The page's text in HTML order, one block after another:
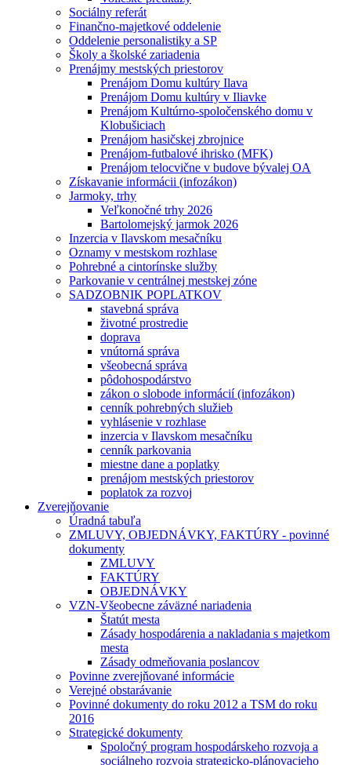
Sociálny referát
Finančno-majetkové oddelenie
Oddelenie personalistiky a SP
Školy a školské zariadenia
Prenájmy mestských priestorov
Prenájom Domu kultúry Ilava
Prenájom Domu kultúry v Iliavke
Prenájom Kultúrno-spoločenského domu v
Klobušiciach
Prenájom hasičskej zbrojnice
Prenájom-futbalové ihrisko (MFK)
Prenájom telocvične v budove bývalej OA
Získavanie informácii (infozákon)
Jarmoky, trhy
Veľkonočné trhy 2026
Bartolomejský jarmok 2026
Inzercia v Ilavskom mesačníku
Oznamy v mestskom rozhlase
Pohrebné a cintorínske služby
Parkovanie v centrálnej mestskej zóne
SADZOBNIK POPLATKOV
stavebná správa
životné prostredie
doprava
vnútorná správa
všeobecná správa
pôdohospodárstvo
zákon o slobode informácií (infozákon)
cenník pohrebných služieb
vyhlásenie v rozhlase
inzercia v Ilavskom mesačníku
cenník parkovania
miestne dane a poplatky
prenájom mestských priestorov
poplatok za rozvoj
Zverejňovanie
Úradná tabuľa
ZMLUVY, OBJEDNÁVKY, FAKTÚRY - povinné
dokumenty
ZMLUVY
FAKTÚRY
OBJEDNÁVKY
VZN-Všeobecne záväzné nariadenia
Štatút mesta
Zásady hospodárenia a nakladania s majetkom
mesta
Zásady odmeňovania poslancov
Povinne zverejňované informácie
Verejné obstarávanie
Povinné dokumenty do roku 2012 a TSM do roku
2016
Strategické dokumenty
Spoločný program hospodárskeho rozvoja a
sociálneho rozvoja strategicko-plánovacieho